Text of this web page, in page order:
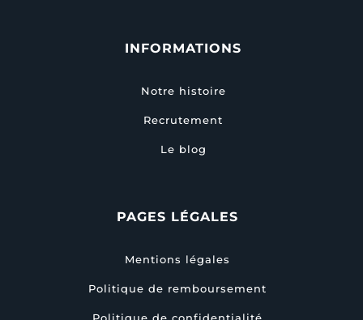
INFORMATIONS
Notre histoire
Recrutement
Le blog
PAGES LÉGALES
Mentions légales
Politique de remboursement
Politique de confidentialité